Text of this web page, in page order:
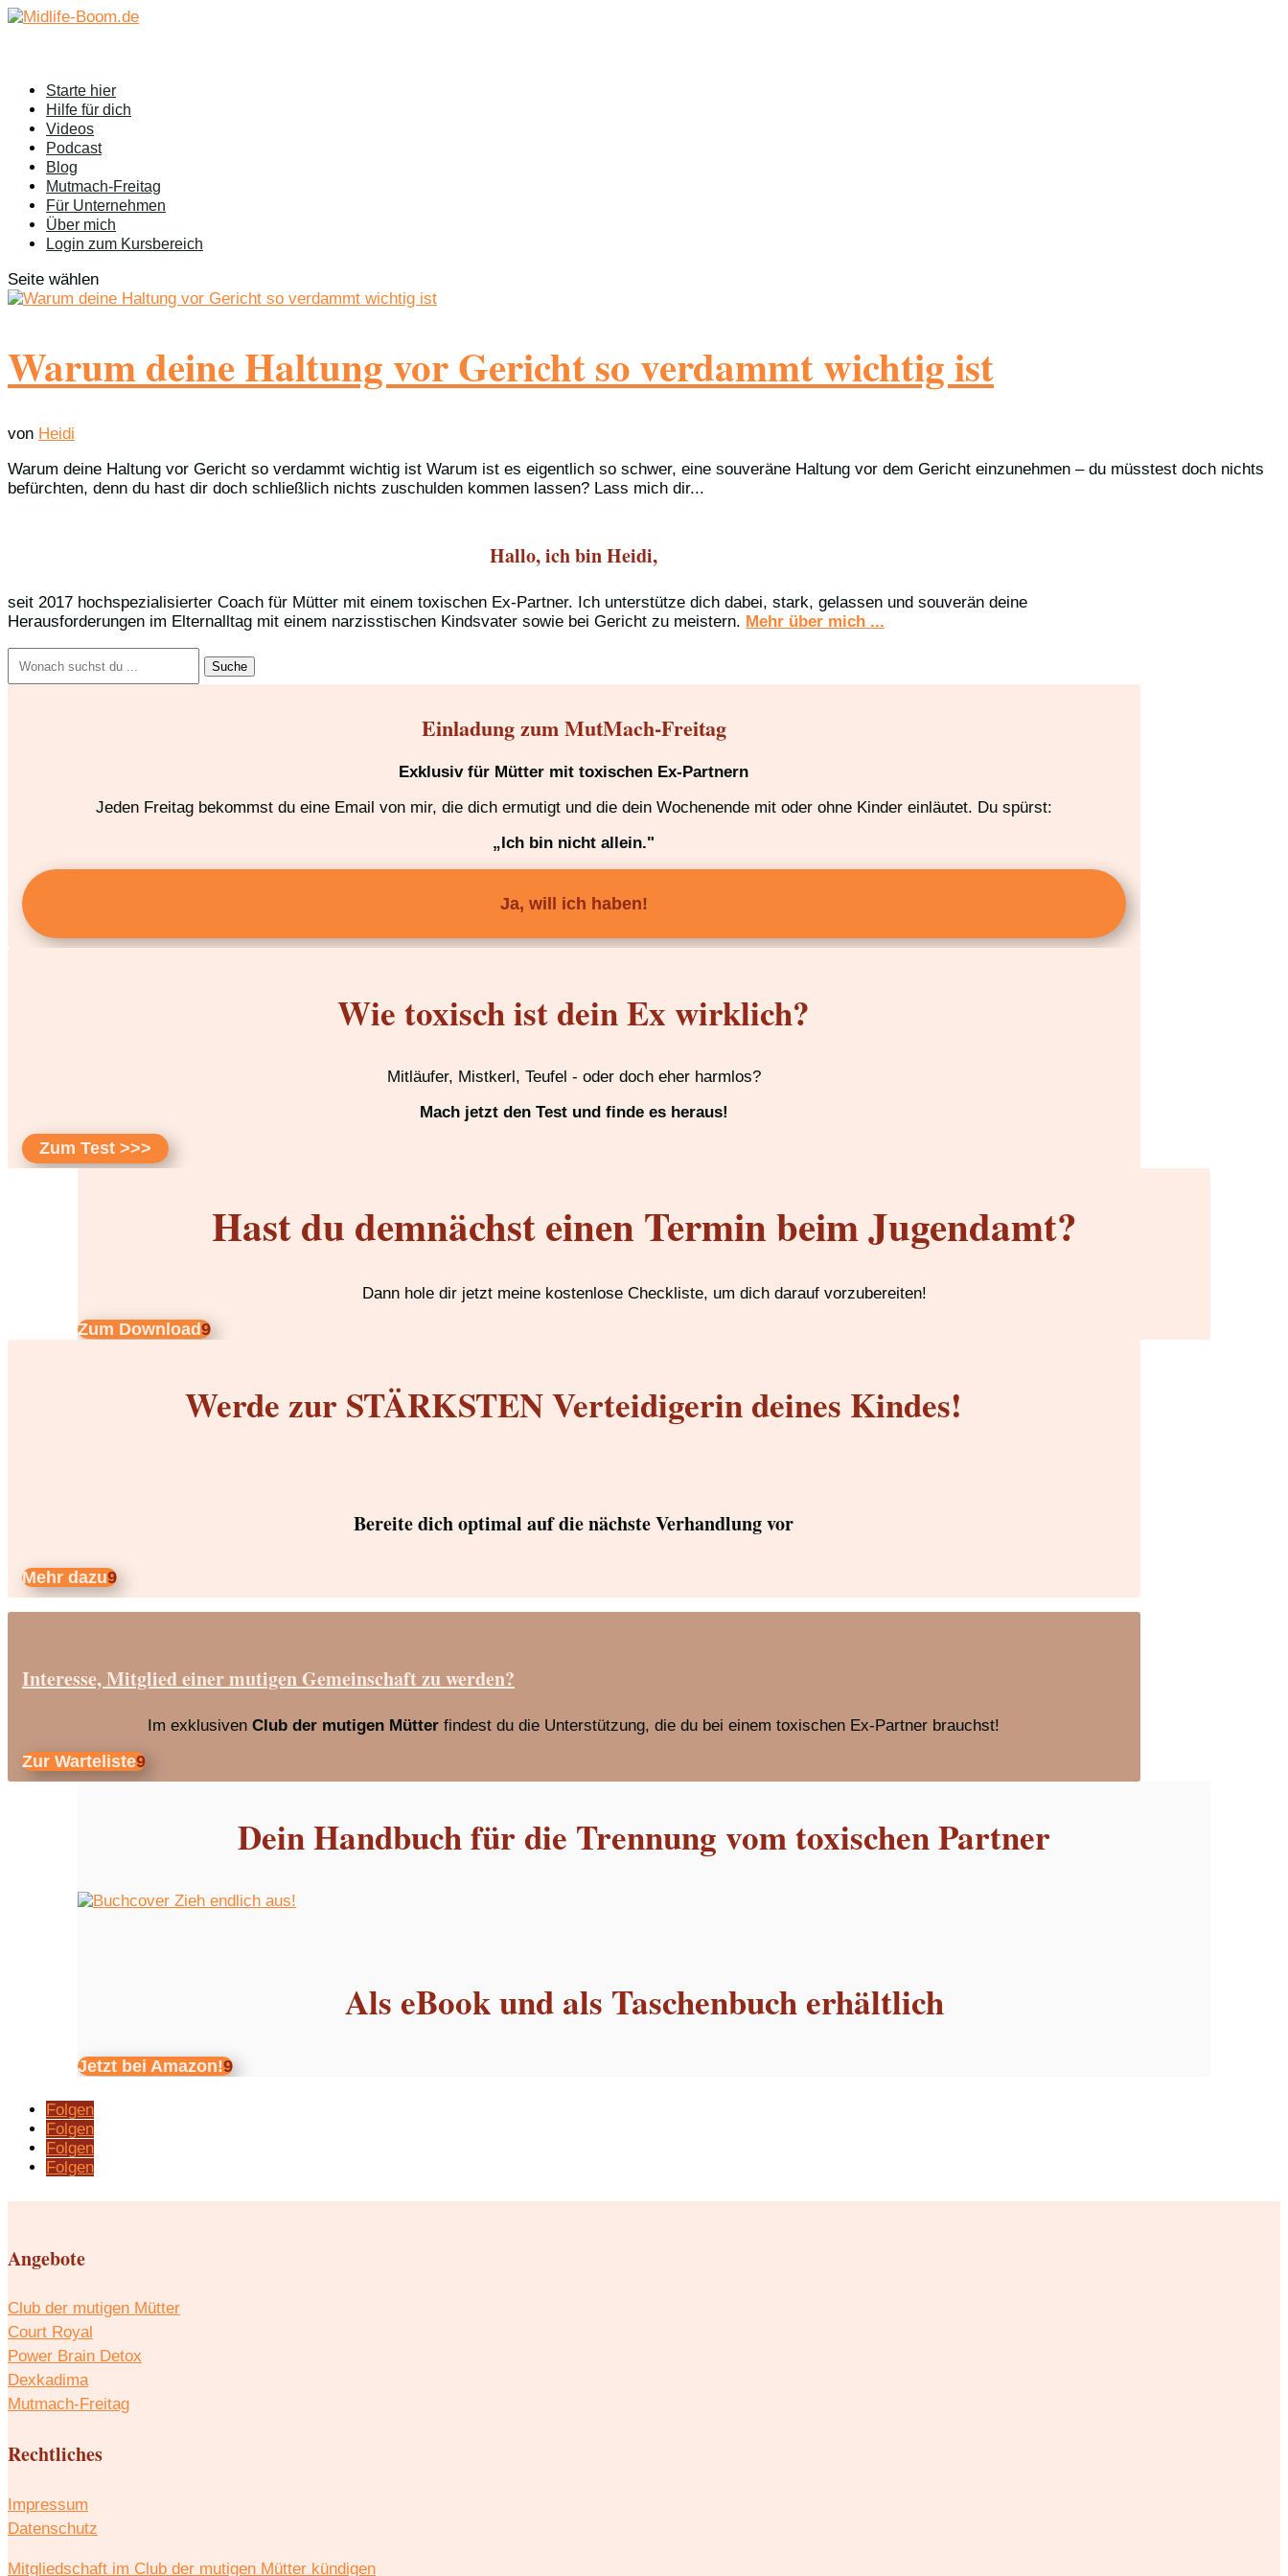
Starte hier
Hilfe für dich
Videos
Podcast
Blog
Mutmach-Freitag
Für Unternehmen
Über mich
Login zum Kursbereich
Seite wählen
Warum deine Haltung vor Gericht so verdammt wichtig ist
von Heidi
Warum deine Haltung vor Gericht so verdammt wichtig ist Warum ist es eigentlich so schwer, eine souveräne Haltung vor dem Gericht einzunehmen – du müsstest doch nichts
befürchten, denn du hast dir doch schließlich nichts zuschulden kommen lassen? Lass mich dir...
Hallo, ich bin Heidi,
seit 2017 hochspezialisierter Coach für Mütter mit einem toxischen Ex-Partner. Ich unterstütze dich dabei, stark, gelassen und souverän deine
Herausforderungen im Elternalltag mit einem narzisstischen Kindsvater sowie bei Gericht zu meistern. Mehr über mich ...
nach:
Einladung zum MutMach-Freitag
Exklusiv für Mütter mit toxischen Ex-Partnern
Jeden Freitag bekommst du eine Email von mir, die dich ermutigt und die dein Wochenende mit oder ohne Kinder einläutet. Du spürst:
„Ich bin nicht allein."
Ja, will ich haben!
Wie toxisch ist dein Ex wirklich?
Mitläufer, Mistkerl, Teufel - oder doch eher harmlos?
Mach jetzt den Test und finde es heraus!
Zum Test >>>
Hast du demnächst einen Termin beim Jugendamt?
Dann hole dir jetzt meine kostenlose Checkliste, um dich darauf vorzubereiten!
Zum Download
Werde zur STÄRKSTEN Verteidigerin deines Kindes!
Bereite dich optimal auf die nächste Verhandlung vor
Mehr dazu
Interesse, Mitglied einer mutigen Gemeinschaft zu werden?
Im exklusivenClub der mutigen Mütter findest du die Unterstützung, die du bei einem toxischen Ex-Partner brauchst!
Zur Warteliste
Dein Handbuch für die Trennung vom toxischen Partner
Als eBook und als Taschenbuch erhältlich
Jetzt bei Amazon!
Folgen
Folgen
Folgen
Folgen
Angebote
Club der mutigen Mütter
Court Royal
Power Brain Detox
Dexkadima
Mutmach-Freitag
Rechtliches
Impressum
Datenschutz
Mitgliedschaft im Club der mutigen Mütter kündigen